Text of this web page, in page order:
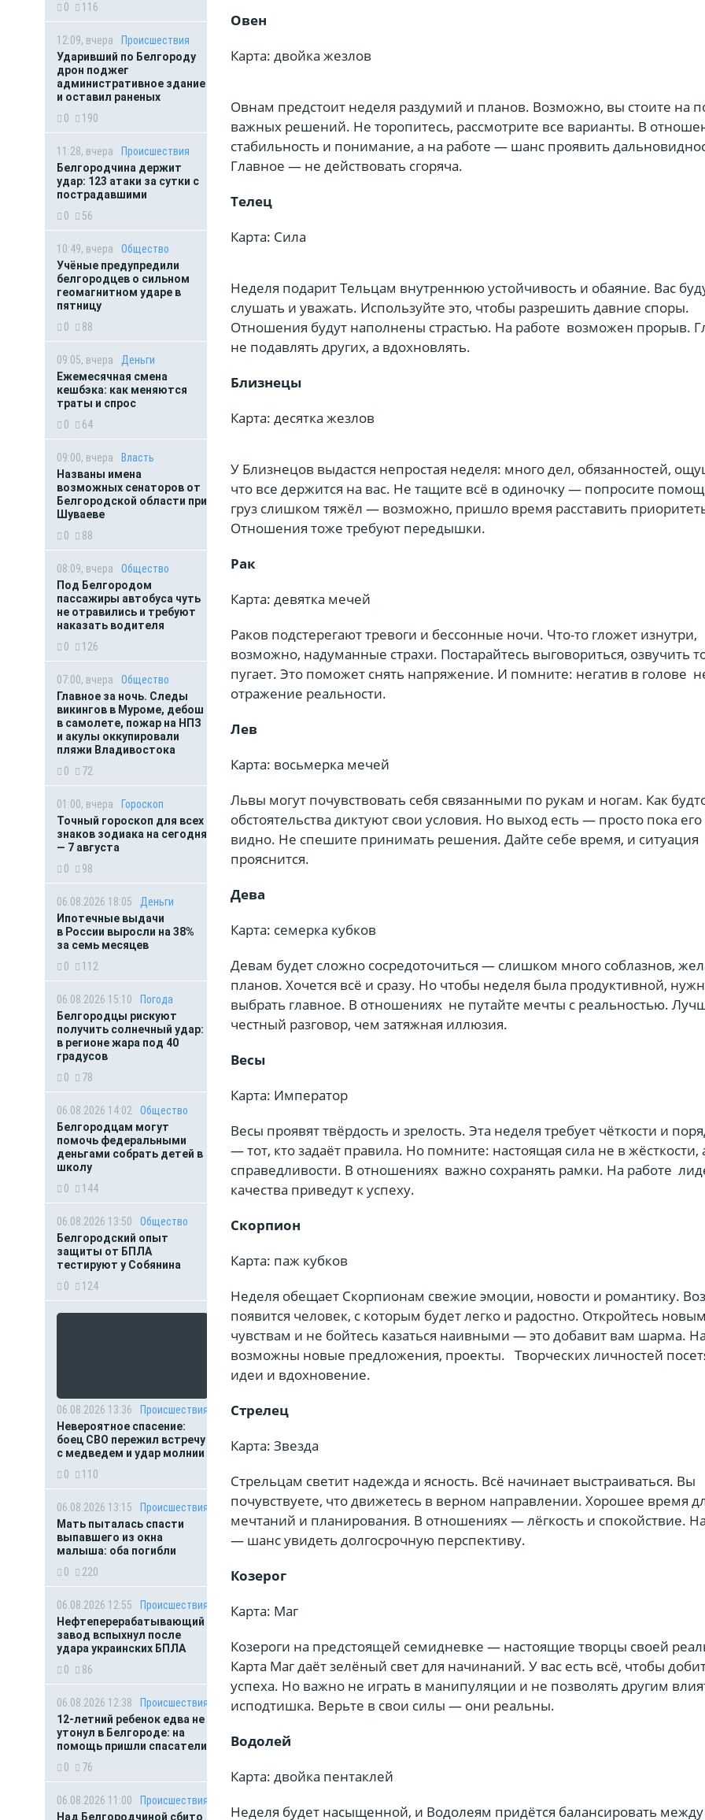
0
116
12:09, вчера
Происшествия
Ударивший по Белгороду
дрон поджег
административное здание
и оставил раненых
0
190
11:28, вчера
Происшествия
Белгородчина держит
удар: 123 атаки за сутки с
пострадавшими
0
56
10:49, вчера
Общество
Учёные предупредили
белгородцев о сильном
геомагнитном ударе в
пятницу
0
88
09:05, вчера
Деньги
Ежемесячная смена
кешбэка: как меняются
траты и спрос
0
64
09:00, вчера
Власть
Названы имена
возможных сенаторов от
Белгородской области при
Шуваеве
0
88
08:09, вчера
Общество
Под Белгородом
пассажиры автобуса чуть
не отравились и требуют
наказать водителя
0
126
07:00, вчера
Общество
Главное за ночь. Следы
викингов в Муроме, дебош
в самолете, пожар на НПЗ
и акулы оккупировали
пляжи Владивостока
0
72
01:00, вчера
Гороскоп
Точный гороскоп для всех
знаков зодиака на сегодня
— 7 августа
0
98
06.08.2026 18:05
Деньги
Ипотечные выдачи
в России выросли на 38%
за семь месяцев
0
112
06.08.2026 15:10
Погода
Белгородцы рискуют
получить солнечный удар:
в регионе жара под 40
градусов
0
78
06.08.2026 14:02
Общество
Белгородцам могут
помочь федеральными
деньгами собрать детей в
школу
0
144
06.08.2026 13:50
Общество
Белгородский опыт
защиты от БПЛА
тестируют у Собянина
0
124
06.08.2026 13:36
Происшествия
Невероятное спасение:
боец СВО пережил встречу
с медведем и удар молнии
0
110
06.08.2026 13:15
Происшествия
Мать пыталась спасти
выпавшего из окна
малыша: оба погибли
0
220
06.08.2026 12:55
Происшествия
Нефтеперерабатывающий
завод вспыхнул после
удара украинских БПЛА
0
86
06.08.2026 12:38
Происшествия
12-летний ребенок едва не
утонул в Белгороде: на
помощь пришли спасатели
0
76
06.08.2026 11:00
Происшествия
Над Белгородчиной сбито
Овен
Карта: двойка жезлов
Овнам предстоит неделя раздумий и планов. Возможно, вы стоите на
важных решений. Не торопитесь, рассмотрите все варианты. В
стабильность и понимание, а на работе — шанс проявить
Главное — не действовать сгоряча.
Телец
Карта: Сила
Неделя подарит Тельцам внутреннюю устойчивость и обаяние. Вас
слушать и уважать. Используйте это, чтобы разрешить давние споры.
Отношения будут наполнены страстью. На работе возможен прорыв.
не подавлять других, а вдохновлять.
Близнецы
Карта: десятка жезлов
У Близнецов выдастся непростая неделя: много дел, обязанностей,
что все держится на вас. Не тащите всё в одиночку — попросите
груз слишком тяжёл — возможно, пришло время расставить
Отношения тоже требуют передышки.
Рак
Карта: девятка мечей
Раков подстерегают тревоги и бессонные ночи. Что-то гложет изнутри,
возможно, надуманные страхи. Постарайтесь выговориться, озвучить
пугает. Это поможет снять напряжение. И помните: негатив в голове
отражение реальности.
Лев
Карта: восьмерка мечей
Львы могут почувствовать себя связанными по рукам и ногам. Как
обстоятельства диктуют свои условия. Но выход есть — просто пока
видно. Не спешите принимать решения. Дайте себе время, и ситуация
прояснится.
Дева
Карта: семерка кубков
Девам будет сложно сосредоточиться — слишком много соблазнов,
планов. Хочется всё и сразу. Но чтобы неделя была продуктивной,
выбрать главное. В отношениях не путайте мечты с реальностью.
честный разговор, чем затяжная иллюзия.
Весы
Карта: Император
Весы проявят твёрдость и зрелость. Эта неделя требует чёткости и
— тот, кто задаёт правила. Но помните: настоящая сила не в жёсткости,
справедливости. В отношениях важно сохранять рамки. На работе
качества приведут к успеху.
Скорпион
Карта: паж кубков
Неделя обещает Скорпионам свежие эмоции, новости и романтику.
появится человек, с которым будет легко и радостно. Откройтесь новым
чувствам и не бойтесь казаться наивными — это добавит вам шарма.
возможны новые предложения, проекты. Творческих личностей
идеи и вдохновение.
Стрелец
Карта: Звезда
Стрельцам светит надежда и ясность. Всё начинает выстраиваться. Вы
почувствуете, что движетесь в верном направлении. Хорошее время
мечтаний и планирования. В отношениях — лёгкость и спокойствие.
— шанс увидеть долгосрочную перспективу.
Козерог
Карта: Маг
Козероги на предстоящей семидневке — настоящие творцы своей
Карта Маг даёт зелёный свет для начинаний. У вас есть всё, чтобы
успеха. Но важно не играть в манипуляции и не позволять другим
исподтишка. Верьте в свои силы — они реальны.
Водолей
Карта: двойка пентаклей
Неделя будет насыщенной, и Водолеям придётся балансировать